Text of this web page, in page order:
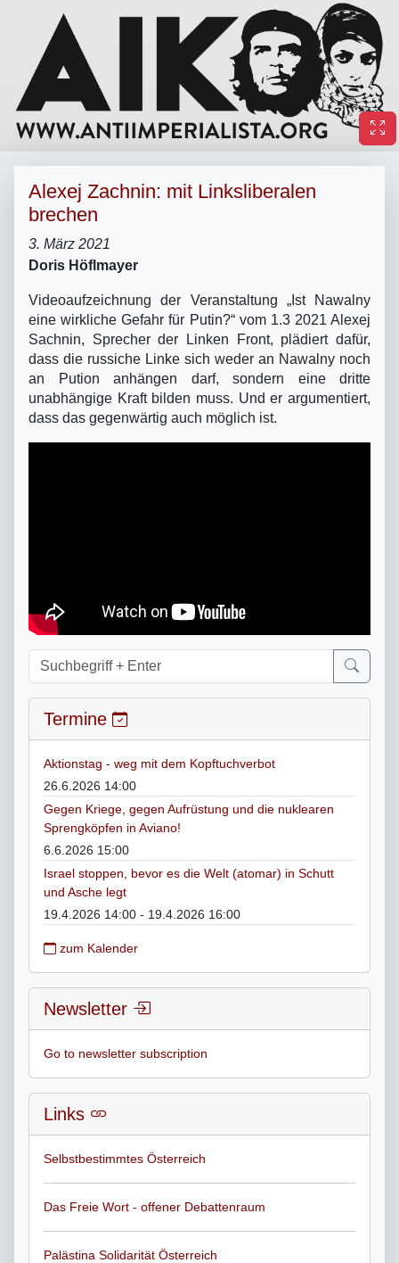
Alexej Zachnin: mit Linksliberalen
brechen
3. März 2021
Doris Höflmayer
Videoaufzeichnung der Veranstaltung „Ist Nawalny
eine wirkliche Gefahr für Putin?“ vom 1.3 2021 Alexej
Sachnin, Sprecher der Linken Front, plädiert dafür,
dass die russiche Linke sich weder an Nawalny noch
an Pution anhängen darf, sondern eine dritte
unabhängige Kraft bilden muss. Und er argumentiert,
dass das gegenwärtig auch möglich ist.
Termine
Aktionstag - weg mit dem Kopftuchverbot
26.6.2026 14:00
Gegen Kriege, gegen Aufrüstung und die nuklearen
Sprengköpfen in Aviano!
6.6.2026 15:00
Israel stoppen, bevor es die Welt (atomar) in Schutt
und Asche legt
19.4.2026 14:00 - 19.4.2026 16:00
zum Kalender
Newsletter
Go to newsletter subscription
Links
Selbstbestimmtes Österreich
Das Freie Wort - offener Debattenraum
Palästina Solidarität Österreich